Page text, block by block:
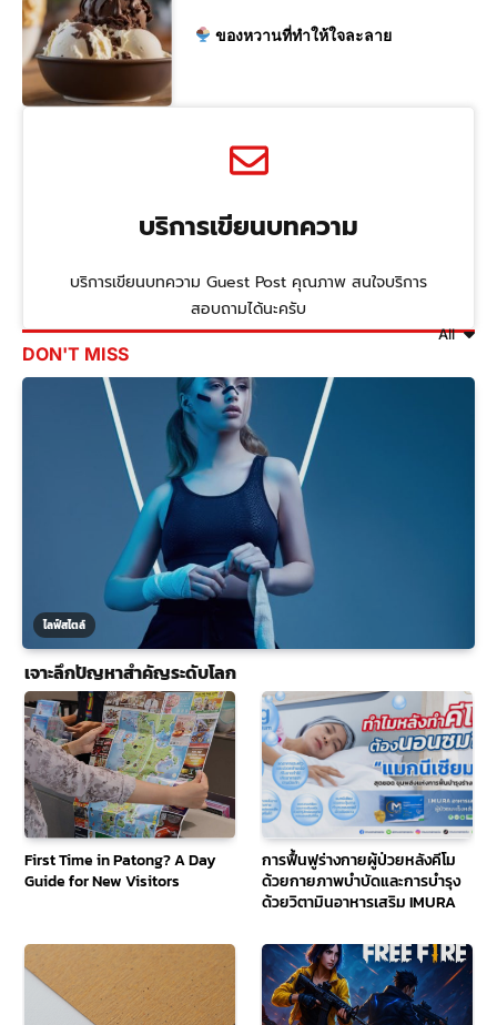
ของหวานที่ทำให้ใจละลาย
บริการเขียนบทความ
บริการเขียนบทความ Guest Post คุณภาพ สนใจบริการ
สอบถามได้นะครับ
DON'T MISS
All
ไลฟ์สไตล์
เจาะลึกปัญหาสำคัญระดับโลก
First Time in Patong? A Day
Guide for New Visitors
การฟื้นฟูร่างกายผู้ป่วยหลังคีโม
ด้วยกายภาพบำบัดและการบำรุง
ด้วยวิตามินอาหารเสริม IMURA